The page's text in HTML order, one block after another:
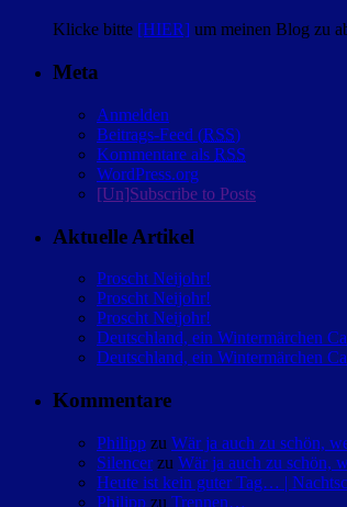
Klicke bitte [HIER] um meinen Blog zu
Meta
Anmelden
Beitrags-Feed (RSS)
Kommentare als RSS
WordPress.org
[Un]Subscribe to Posts
Aktuelle Artikel
Proscht Neijohr!
Proscht Neijohr!
Proscht Neijohr!
Deutschland, ein Wintermärchen
Deutschland, ein Wintermärchen
Kommentare
Philipp zu Wär ja auch zu schön,
Silencer zu Wär ja auch zu schön,
Heute ist kein guter Tag… |
Philipp zu Trennen…